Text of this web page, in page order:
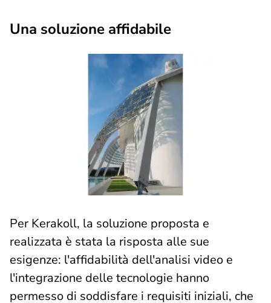
Una soluzione affidabile
Per Kerakoll, la soluzione proposta e
realizzata è stata la risposta alle sue
esigenze: l'affidabilità dell'analisi video e
l'integrazione delle tecnologie hanno
permesso di soddisfare i requisiti iniziali, che